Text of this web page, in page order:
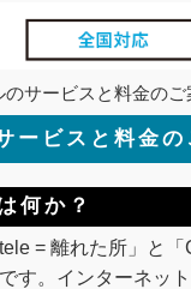
のサービスと料金のご
ービスと料金の
何か？
= 離れた所」と
す。インターネッ